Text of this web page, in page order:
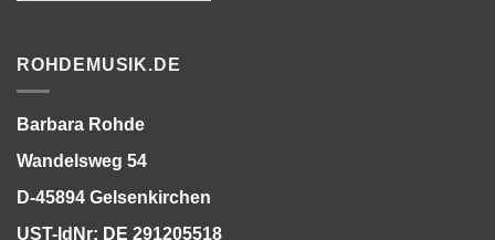
ROHDEMUSIK.DE
Barbara Rohde
Wandelsweg 54
D-45894 Gelsenkirchen
UST-IdNr: DE 291205518